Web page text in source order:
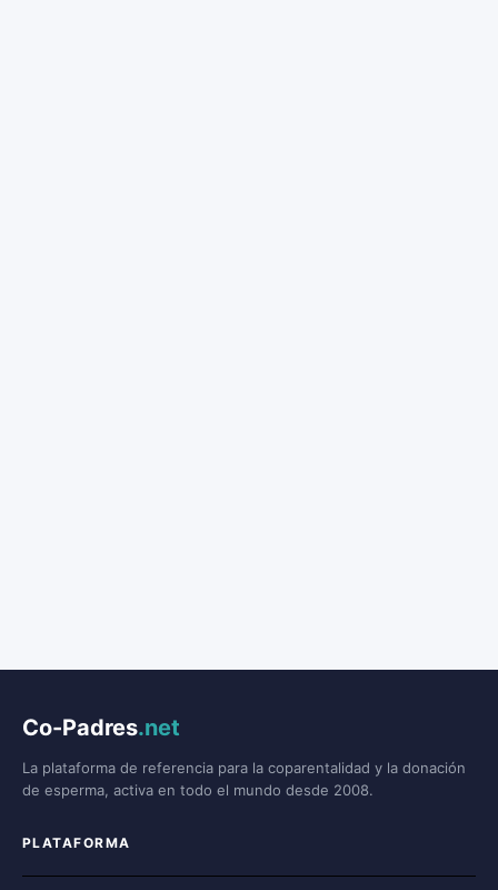
Co-Padres.net
La plataforma de referencia para la coparentalidad y la donación
de esperma, activa en todo el mundo desde 2008.
PLATAFORMA